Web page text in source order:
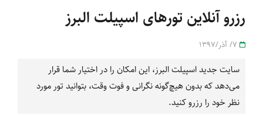
رزرو آنلاین تورهای اسپیلت البرز
سایت جدید اسپیلت البرز، این امکان را در اختیار شما قرار
می‌دهد که بدون هیچ‌گونه نگرانی و فوت وقت، بتوانید تور مورد
نظر خود را رزرو کنید.